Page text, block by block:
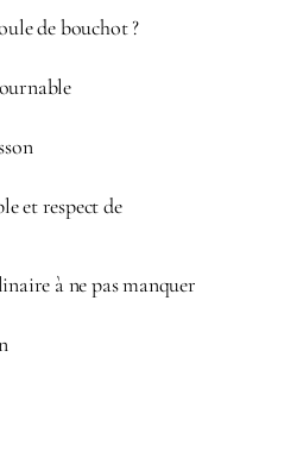
de bouchot ?
et respect de
à ne pas manquer